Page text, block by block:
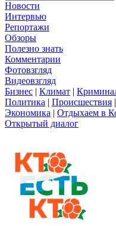
Новости
Интервью
Репортажи
Обзоры
Полезно знать
Комментарии
Фотовзгляд
Видеовзгляд
Бизнес | Климат |
Политика | Происшествия |
Экономика | Отдыхаем в
Открытый диалог